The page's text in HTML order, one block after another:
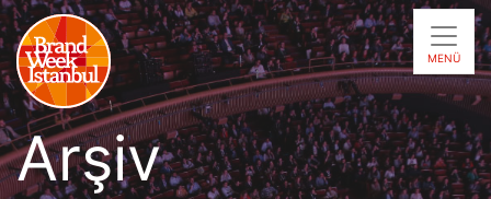
content
MENÜ
Arşiv